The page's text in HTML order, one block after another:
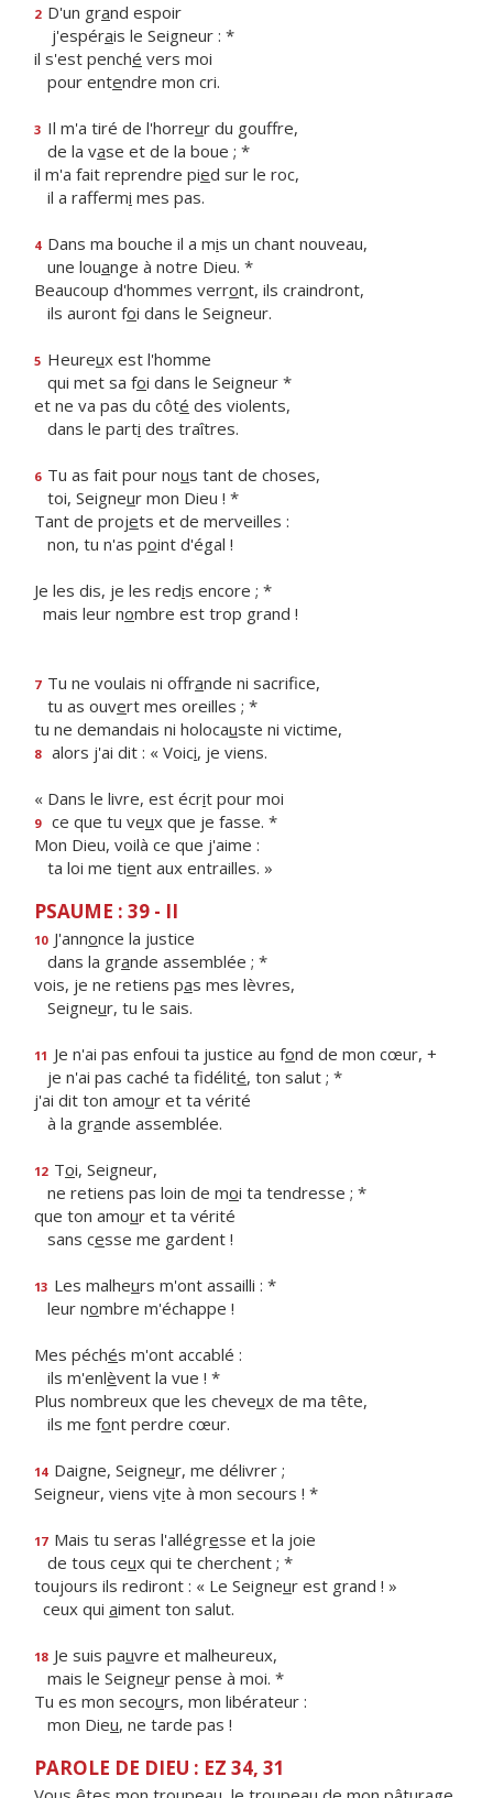
2 D'un grand espoir
j'espérais le Seigneur : *
il s'est penché vers moi
pour entendre mon cri.
3 Il m'a tiré de l'horreur du gouffre,
de la vase et de la boue ; *
il m'a fait reprendre pied sur le roc,
il a raffermi mes pas.
4 Dans ma bouche il a mis un chant nouveau,
une louange à notre Dieu. *
Beaucoup d'hommes verront, ils craindront,
ils auront foi dans le Seigneur.
5 Heureux est l'homme
qui met sa foi dans le Seigneur *
et ne va pas du côté des violents,
dans le parti des traîtres.
6 Tu as fait pour nous tant de choses,
toi, Seigneur mon Dieu ! *
Tant de projets et de merveilles :
non, tu n'as point d'égal !
Je les dis, je les redis encore ; *
mais leur nombre est trop grand !
7 Tu ne voulais ni offrande ni sacrifice,
tu as ouvert mes oreilles ; *
tu ne demandais ni holocauste ni victime,
8 alors j'ai dit : « Voici, je viens.
« Dans le livre, est écrit pour moi
9 ce que tu veux que je fasse. *
Mon Dieu, voilà ce que j'aime :
ta loi me tient aux entrailles. »
PSAUME : 39 - II
10 J'annonce la justice
dans la grande assemblée ; *
vois, je ne retiens pas mes lèvres,
Seigneur, tu le sais.
11 Je n'ai pas enfoui ta justice au fond de mon cœur, +
je n'ai pas caché ta fidélité, ton salut ; *
j'ai dit ton amour et ta vérité
à la grande assemblée.
12 Toi, Seigneur,
ne retiens pas loin de moi ta tendresse ; *
que ton amour et ta vérité
sans cesse me gardent !
13 Les malheurs m'ont assailli : *
leur nombre m'échappe !
Mes péchés m'ont accablé :
ils m'enlèvent la vue ! *
Plus nombreux que les cheveux de ma tête,
ils me font perdre cœur.
14 Daigne, Seigneur, me délivrer ;
Seigneur, viens vite à mon secours ! *
17 Mais tu seras l'allégresse et la joie
de tous ceux qui te cherchent ; *
toujours ils rediront : « Le Seigneur est grand ! »
ceux qui aiment ton salut.
18 Je suis pauvre et malheureux,
mais le Seigneur pense à moi. *
Tu es mon secours, mon libérateur :
mon Dieu, ne tarde pas !
PAROLE DE DIEU : EZ 34, 31